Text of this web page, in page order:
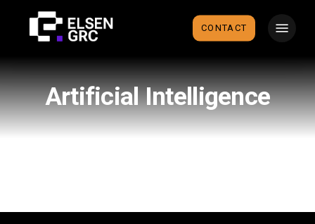
content
CONTACT
Artificial Intelligence